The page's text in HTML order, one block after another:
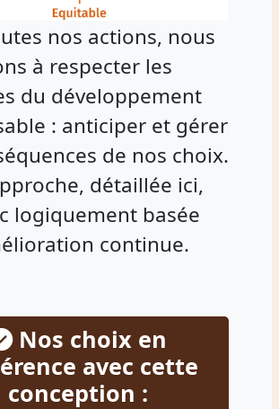
nos actions, nous
à respecter les
du développement
: anticiper et gérer
de nos choix.
détaillée ici,
logiquement basée
continue.
Nos choix en
avec cette
conception :